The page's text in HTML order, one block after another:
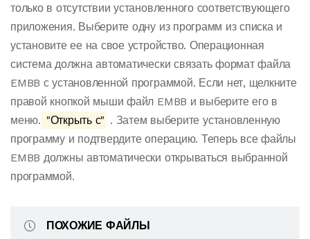
только в отсутствии установленного соответствующего
приложения. Выберите одну из программ из списка и
установите ее на свое устройство. Операционная
система должна автоматически связать формат файла
EMBB с установленной программой. Если нет, щелкните
правой кнопкой мыши файл EMBB и выберите его в
меню. "Открыть с" . Затем выберите установленную
программу и подтвердите операцию. Теперь все файлы
EMBB должны автоматически открываться выбранной
программой.
ПОХОЖИЕ ФАЙЛЫ